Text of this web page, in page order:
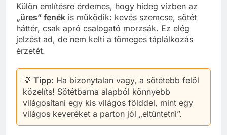
Külön említésre érdemes, hogy hideg vízben az
„üres” fenék is működik: kevés szemcse, sötét
háttér, csak apró csalogató morzsák. Ez elég
jelzést ad, de nem kelti a tömeges táplálkozás
érzetét.
💡 Tipp: Ha bizonytalan vagy, a sötétebb felől
közelíts! Sötétbarna alapból könnyebb
világosítani egy kis világos földdel, mint egy
világos keveréket a parton jól „eltüntetni”.